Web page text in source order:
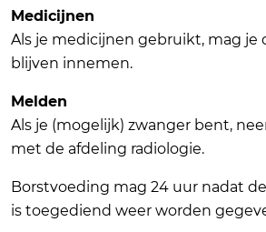
Medicijnen
Als je medicijnen gebruikt, mag je
blijven innemen.
Melden
Als je (mogelijk) zwanger bent,
met de afdeling radiologie.
Borstvoeding mag 24 uur nadat
is toegediend weer worden